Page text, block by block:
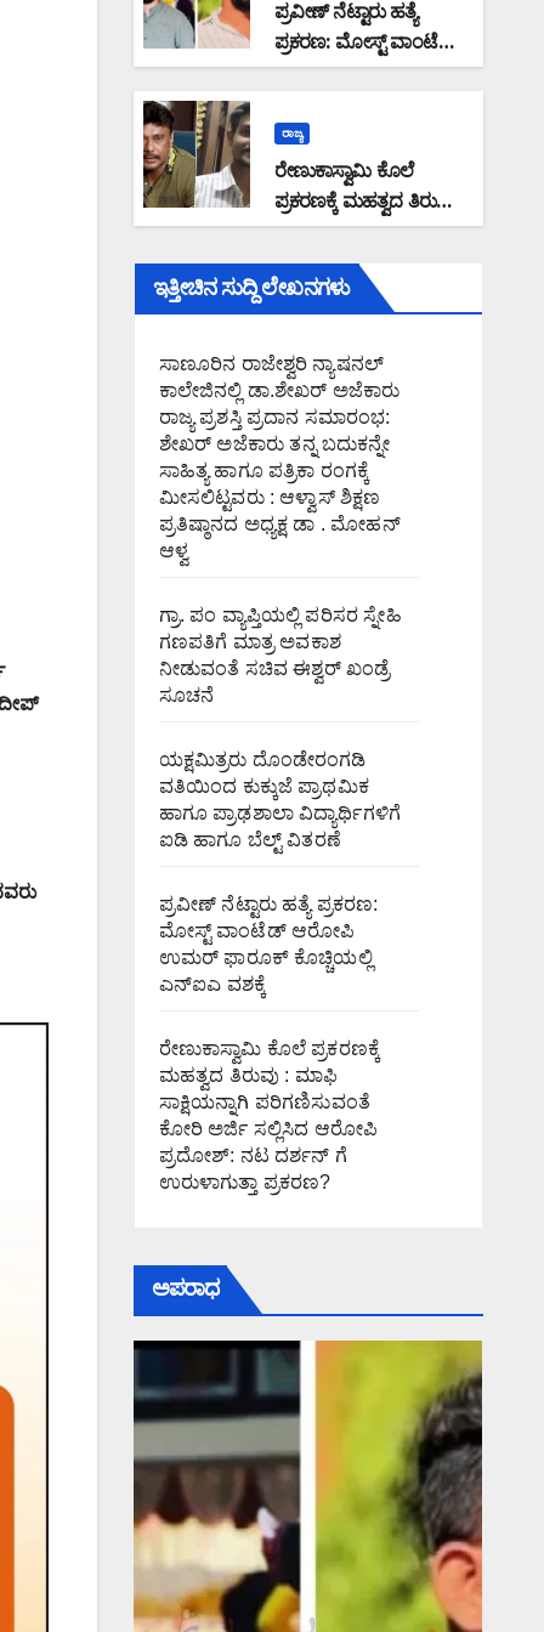
ಪ್ರವೀಣ್ ನೆಟ್ಟಾರು ಹತ್ಯೆ
ಪ್ರಕರಣ: ಮೋಸ್ಟ್ ವಾಂಟೆಡ್
ಆರೋಪಿ ಉಮರ್ ಫಾರೂಕ್
ರಾಜ್ಯ
ರೇಣುಕಾಸ್ವಾಮಿ ಕೊಲೆ
ಪ್ರಕರಣಕ್ಕೆ ಮಹತ್ವದ ತಿರುವು :
ಮಾಫಿ ಸಾಕ್ಷಿಯನ್ನಾಗಿ
ಪರಿಗಣಿಸುವಂತೆ ಕೋರಿ
ಅರ್ಜಿ ಸಲ್ಲಿಸಿದ ಆರೋಪಿ
ಪ್ರದೋಶ್: ನಟ ದರ್ಶನ್ ಗೆ
ಉರುಳಾಗುತ್ತಾ ಪ್ರಕರಣ?
ಇತ್ತೀಚಿನ ಸುದ್ದಿ ಲೇಖನಗಳು
ಸಾಣೂರಿನ ರಾಜೇಶ್ವರಿ ನ್ಯಾಷನಲ್
ಕಾಲೇಜಿನಲ್ಲಿ ಡಾ.ಶೇಖರ್ ಅಜೆಕಾರು
ರಾಜ್ಯ ಪ್ರಶಸ್ತಿ ಪ್ರದಾನ ಸಮಾರಂಭ:
ಶೇಖರ್ ಅಜೆಕಾರು ತನ್ನ ಬದುಕನ್ನೇ
ಸಾಹಿತ್ಯ ಹಾಗೂ ಪತ್ರಿಕಾ ರಂಗಕ್ಕೆ
ಮೀಸಲಿಟ್ಟವರು : ಆಳ್ವಾಸ್ ಶಿಕ್ಷಣ
ಪ್ರತಿಷ್ಠಾನದ ಅಧ್ಯಕ್ಷ ಡಾ . ಮೋಹನ್
ಆಳ್ವ
ಗ್ರಾ. ಪಂ ವ್ಯಾಪ್ತಿಯಲ್ಲಿ ಪರಿಸರ ಸ್ನೇಹಿ
ಗಣಪತಿಗೆ ಮಾತ್ರ ಅವಕಾಶ
ನೀಡುವಂತೆ ಸಚಿವ ಈಶ್ವರ್ ಖಂಡ್ರೆ
ಸೂಚನೆ
ಯಕ್ಷಮಿತ್ರರು ದೊಂಡೇರಂಗಡಿ
ವತಿಯಿಂದ ಕುಕ್ಕುಜೆ ಪ್ರಾಥಮಿಕ
ಹಾಗೂ ಪ್ರಾಢಶಾಲಾ ವಿದ್ಯಾರ್ಥಿಗಳಿಗೆ
ಐಡಿ ಹಾಗೂ ಬೆಲ್ಟ್ ವಿತರಣೆ
ಪ್ರವೀಣ್ ನೆಟ್ಟಾರು ಹತ್ಯೆ ಪ್ರಕರಣ:
ಮೋಸ್ಟ್ ವಾಂಟೆಡ್ ಆರೋಪಿ
ಉಮರ್ ಫಾರೂಕ್ ಕೊಚ್ಚಿಯಲ್ಲಿ
ಎನ್‌ಐಎ ವಶಕ್ಕೆ
ರೇಣುಕಾಸ್ವಾಮಿ ಕೊಲೆ ಪ್ರಕರಣಕ್ಕೆ
ಮಹತ್ವದ ತಿರುವು : ಮಾಫಿ
ಸಾಕ್ಷಿಯನ್ನಾಗಿ ಪರಿಗಣಿಸುವಂತೆ
ಕೋರಿ ಅರ್ಜಿ ಸಲ್ಲಿಸಿದ ಆರೋಪಿ
ಪ್ರದೋಶ್: ನಟ ದರ್ಶನ್ ಗೆ
ಉರುಳಾಗುತ್ತಾ ಪ್ರಕರಣ?
ಅಪರಾಧ